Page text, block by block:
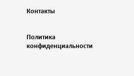
Контакты
Политика
конфиденциальности